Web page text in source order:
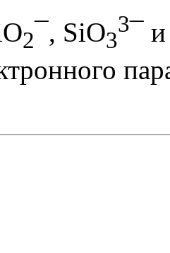
2¯, SiO3
3¯